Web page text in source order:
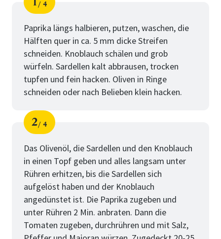
Schritt
von
4
Paprika längs halbieren, putzen, waschen, die
Hälften quer in ca. 5 mm dicke Streifen
schneiden. Knoblauch schälen und grob
würfeln. Sardellen kalt abbrausen, trocken
tupfen und fein hacken. Oliven in Ringe
schneiden oder nach Belieben klein hacken.
Schritt
2
von
4
Das Olivenöl, die Sardellen und den Knoblauch
in einen Topf geben und alles langsam unter
Rühren erhitzen, bis die Sardellen sich
aufgelöst haben und der Knoblauch
angedünstet ist. Die Paprika zugeben und
unter Rühren 2 Min. anbraten. Dann die
Tomaten zugeben, durchrühren und mit Salz,